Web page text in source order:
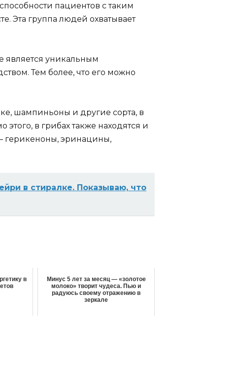
пациентов с таким
Эта группа людей охватывает
является уникальным
Тем более, что его можно
шампиньоны и другие сорта, в
в грибах также находятся и
герикеноны, эринацины,
в стиралке. Показываю, что
в
Минус 5 лет за месяц — «золотое
молоко» творит чудеса. Пью и
радуюсь своему отражению в
зеркале